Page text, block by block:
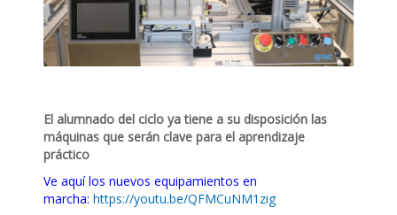
El alumnado del ciclo ya tiene a su disposición las
máquinas que serán clave para el aprendizaje
práctico
Ve aquí los nuevos equipamientos en
marcha: https://youtu.be/QFMCuNM1zig